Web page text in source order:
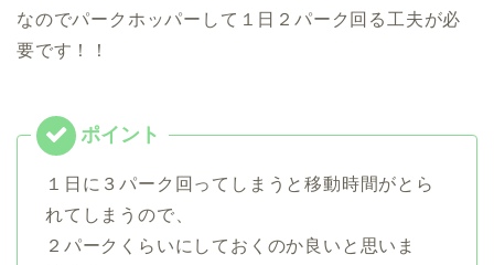
なのでパークホッパーして１日２パーク回る工夫が必
要です！！
１日に３パーク回ってしまうと移動時間がとら
れてしまうので、
２パークくらいにしておくのか良いと思いま